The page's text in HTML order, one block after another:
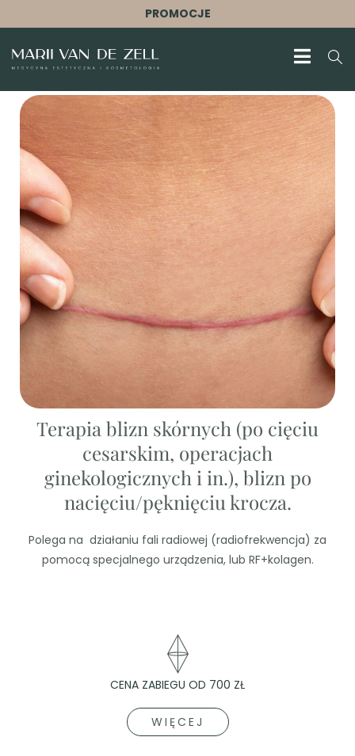
PROMOCJE
Terapia blizn skórnych (po cięciu
cesarskim, operacjach
ginekologicznych i in.), blizn po
nacięciu/pęknięciu krocza.
Polega na działaniu fali radiowej (radiofrekwencja) za
pomocą specjalnego urządzenia, lub RF+kolagen.
CENA ZABIEGU OD 700 ZŁ
WIĘCEJ